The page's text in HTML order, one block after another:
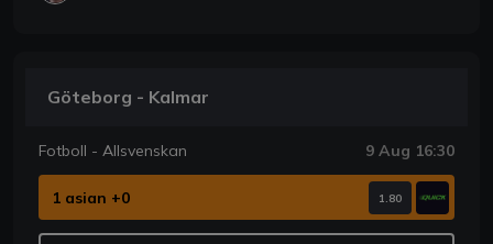
Göteborg - Kalmar
Fotboll - Allsvenskan 9 Aug 16:30
1 asian +0 1.80